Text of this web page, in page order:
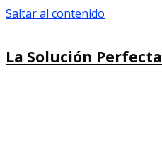
Saltar al contenido
La Solución Perfecta